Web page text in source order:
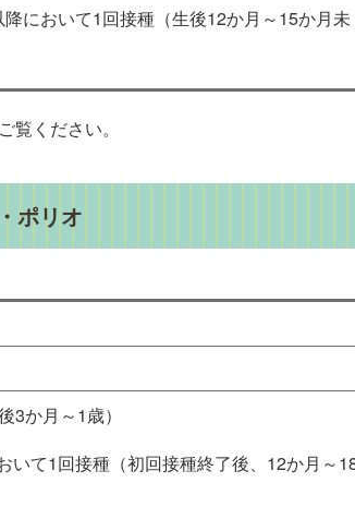
において1回接種（生後12か月～15か月未
覧ください。
ポリオ
3か月～1歳）
いて1回接種（初回接種終了後、12か月～